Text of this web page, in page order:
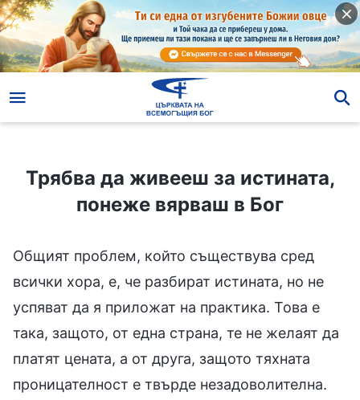
Трябва да живееш за истината, понеже вярваш в Бог
Трябва да живееш за истината,
понеже вярваш в Бог
Общият проблем, който съществува сред
всички хора, е, че разбират истината, но не
успяват да я приложат на практика. Това е
така, защото, от една страна, те не желаят да
платят цената, а от друга, защото тяхната
проницателност е твърде незадоволителна.